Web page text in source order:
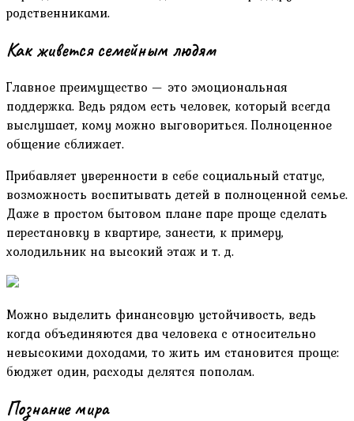
родственниками.
Как живется семейным людям
Главное преимущество — это эмоциональная
поддержка. Ведь рядом есть человек, который всегда
выслушает, кому можно выговориться. Полноценное
общение сближает.
Прибавляет уверенности в себе социальный статус,
возможность воспитывать детей в полноценной семье.
Даже в простом бытовом плане паре проще сделать
перестановку в квартире, занести, к примеру,
холодильник на высокий этаж и т. д.
Можно выделить финансовую устойчивость, ведь
когда объединяются два человека с относительно
невысокими доходами, то жить им становится проще:
бюджет один, расходы делятся пополам.
Познание мира